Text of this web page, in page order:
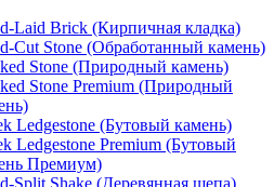
Laid Brick (Кирпичная кладка)
Cut Stone (Обработанный камень)
Stone (Природный камень)
Stone Premium (Природный
Ledgestone (Бутовый камень)
Ledgestone Premium (Бутовый
Премиум)